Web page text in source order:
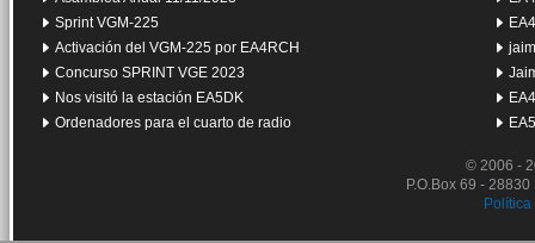
Sprint VGM-225
Activación del VGM-225 por EA4RCH
Concurso SPRINT VGE 2023
Nos visitó la estación EA5DK
Ordenadores para el cuarto de radio
© 2006 -
P.O.Box 69 -